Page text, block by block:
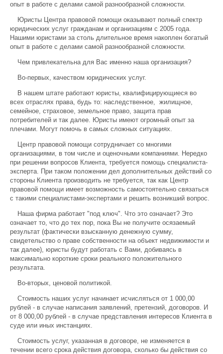
опыт в работе с делами самой разнообразной сложности.
Юристы Центра правовой помощи оказывают полный спектр
юридических услуг гражданам и организациям с 2005 года.
Нашими юристами за столь длительное время накоплен богатый
опыт в работе с делами самой разнообразной сложности.
Чем привлекательна для Вас именно наша организация?
Во-первых, качеством юридических услуг.
В нашем штате работают юристы, квалифицирующиеся во
всех отраслях права, будь то: наследственное, жилищное,
семейное, страховое, земельное право, защита прав
потребителей и так далее. Юристы имеют огромный опыт за
плечами. Могут помочь в самых сложных ситуациях.
Центр правовой помощи сотрудничает со многими
организациями, в том числе и оценочными компаниями. Нередко
при решении вопросов Клиента, требуется помощь специалиста-
эксперта. При таком положении дел дополнительных действий со
стороны Клиента производить не требуется, так как Центр
правовой помощи имеет возможность самостоятельно связаться
с такими специалистами-экспертами и решить возникший вопрос.
Наша фирма работает "под ключ". Что это означает? Это
означает то, что до тех пор, пока Вы не получите осязаемый
результат (фактически взысканную денежную сумму,
свидетельство о праве собственности на объект недвижимости и
так далее), юристы будут работать с Вами, добиваясь в
максимально короткие сроки реального положительного
результата.
Во-вторых, ценовой политикой.
Стоимость наших услуг начинает исчисляться от 1 000,00
рублей - в случае написания заявлений, претензий, договоров. И
от 8 000,00 рублей - в случае представления интересов Клиента в
суде или иных инстанциях.
Стоимость услуг, указанная в договоре, не изменяется в
течении всего срока действия договора, сколько бы действия со